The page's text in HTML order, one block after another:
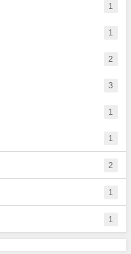
1
1
2
3
1
1
2
1
1